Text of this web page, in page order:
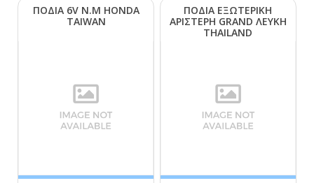
ΠΟΔΙΑ 6V Ν.Μ ΗΟΝDΑ
ΤΑΙWΑΝ
ΠΟΔΙΑ ΕΞΩΤΕΡΙΚΗ
ΑΡΙΣΤΕΡΗ GRΑΝD ΛΕΥΚΗ
ΤΗΑΙLΑΝD